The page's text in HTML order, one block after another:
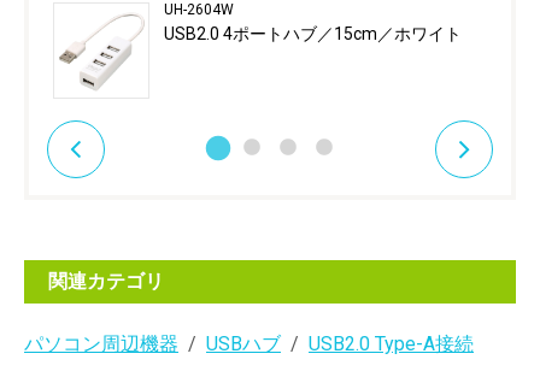
UH-2604W
USB2.0 4ポートハブ／15cm／ホワイト
関連カテゴリ
パソコン周辺機器 USBハブ USB2.0 Type-A接続